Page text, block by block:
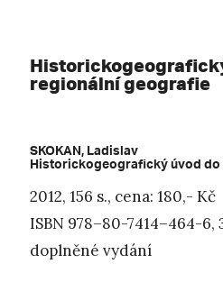
regionální geografie
SKOKAN, Ladislav
Historickogeografický úvod
2012, 156 s., cena: 180,- Kč
ISBN 978–80-7414–464-6,
doplněné vydání